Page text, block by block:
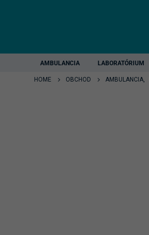
AMBULANCIA LABORATÓRIUM
HOME OBCHOD AMBULANCIA,